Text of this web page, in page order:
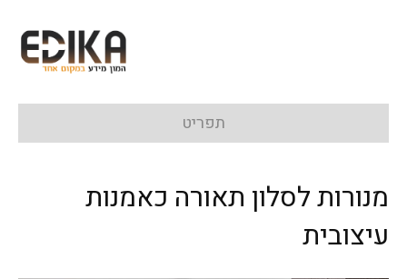
תפריט
מנורות לסלון תאורה כאמנות
עיצובית